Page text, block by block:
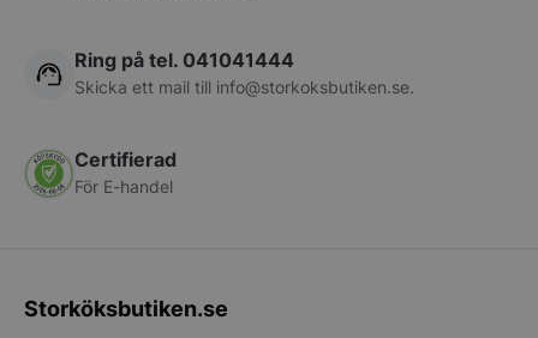
Ring på tel. 041041444
Skicka ett mail till info@storkoksbutiken.se.
Certifierad
För E-handel
Storköksbutiken.se
CookieScriptConsent